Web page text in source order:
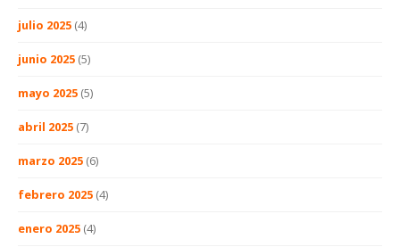
julio 2025 (4)
junio 2025 (5)
mayo 2025 (5)
abril 2025 (7)
marzo 2025 (6)
febrero 2025 (4)
enero 2025 (4)